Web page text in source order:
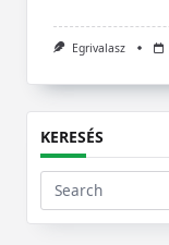
Egrivalasz
KERESÉS
Search
for: